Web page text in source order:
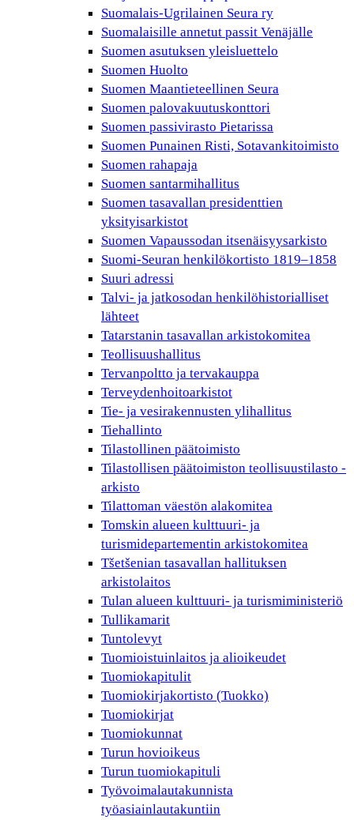
Suomalais-Ugrilainen Seura ry
Suomalaisille annetut passit Venäjälle
Suomen asutuksen yleisluettelo
Suomen Huolto
Suomen Maantieteellinen Seura
Suomen palovakuutuskonttori
Suomen passivirasto Pietarissa
Suomen Punainen Risti, Sotavankitoimisto
Suomen rahapaja
Suomen santarmihallitus
Suomen tasavallan presidenttien
yksityisarkistot
Suomen Vapaussodan itsenäisyysarkisto
Suomi-Seuran henkilökortisto 1819–1858
Suuri adressi
Talvi- ja jatkosodan henkilöhistorialliset
lähteet
Tatarstanin tasavallan arkistokomitea
Teollisuushallitus
Tervanpoltto ja tervakauppa
Terveydenhoitoarkistot
Tie- ja vesirakennusten ylihallitus
Tiehallinto
Tilastollinen päätoimisto
Tilastollisen päätoimiston teollisuustilasto -
arkisto
Tilattoman väestön alakomitea
Tomskin alueen kulttuuri- ja
turismidepartementin arkistokomitea
Tšetšenian tasavallan hallituksen
arkistolaitos
Tulan alueen kulttuuri- ja turismiministeriö
Tullikamarit
Tuntolevyt
Tuomioistuinlaitos ja alioikeudet
Tuomiokapitulit
Tuomiokirjakortisto (Tuokko)
Tuomiokirjat
Tuomiokunnat
Turun hovioikeus
Turun tuomiokapituli
Työvoimalautakunnista
työasiainlautakuntiin